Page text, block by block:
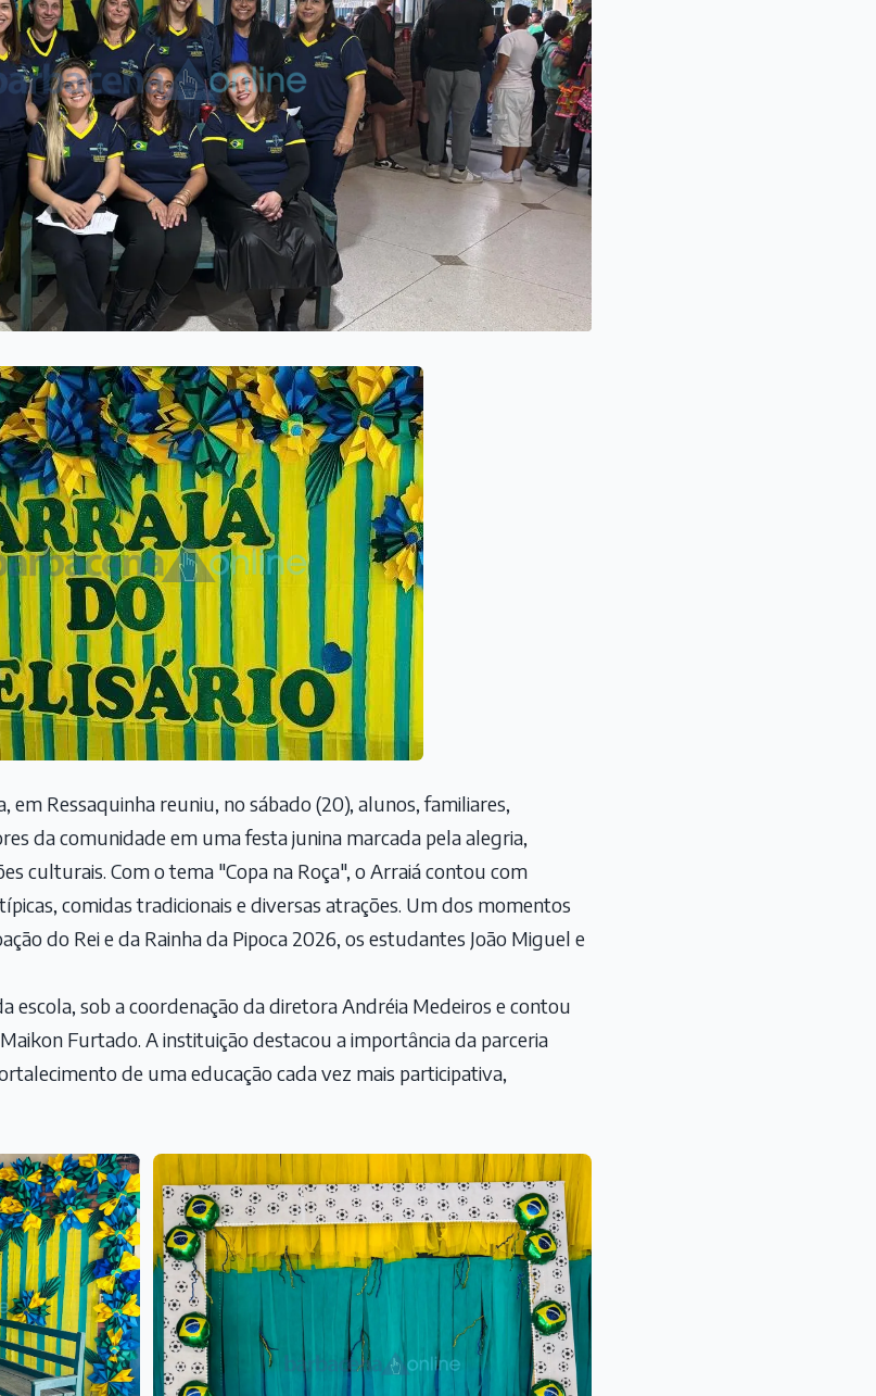
em Ressaquinha reuniu, no sábado (20), alunos, familiares,
da comunidade em uma festa junina marcada pela alegria,
culturais. Com o tema "Copa na Roça", o Arraiá contou com
comidas tradicionais e diversas atrações. Um dos momentos
do Rei e da Rainha da Pipoca 2026, os estudantes João Miguel e
escola, sob a coordenação da diretora Andréia Medeiros e contou
Furtado. A instituição destacou a importância da parceria
de uma educação cada vez mais participativa,